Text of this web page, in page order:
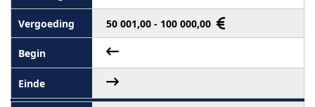
50 001,00 - 100 000,00